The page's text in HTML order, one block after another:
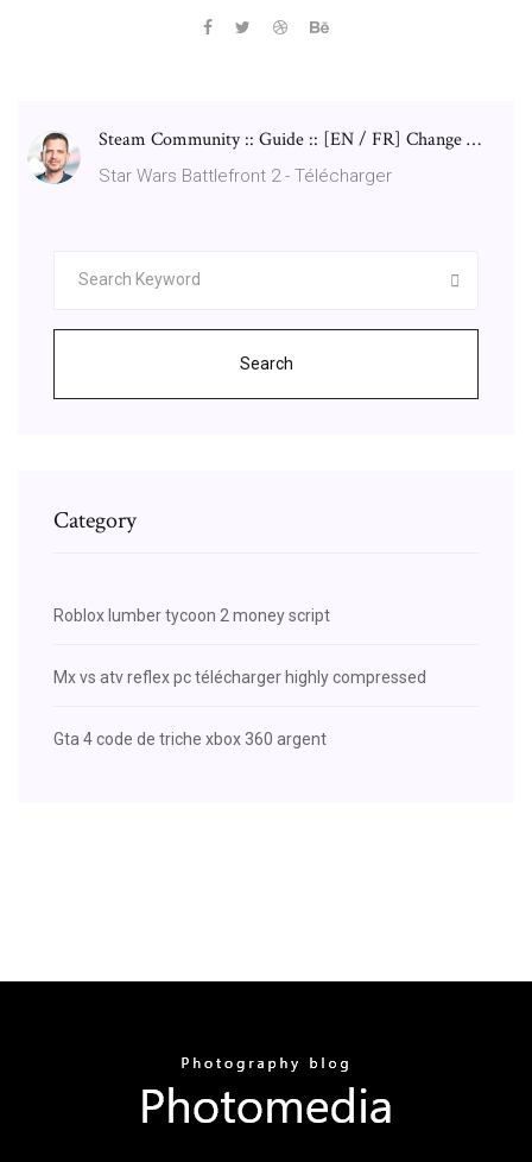
Steam Community :: Guide :: [EN / FR] Change …
Star Wars Battlefront 2 - Télécharger
Search
Category
Roblox lumber tycoon 2 money script
Mx vs atv reflex pc télécharger highly compressed
Gta 4 code de triche xbox 360 argent